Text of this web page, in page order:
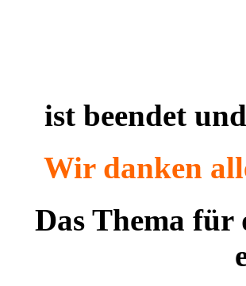
ist beendet
Wir danken
Das Thema für